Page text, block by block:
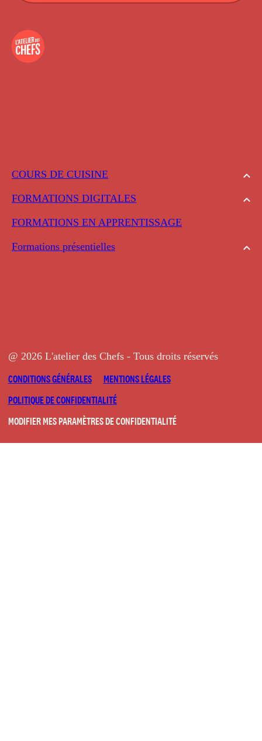
COURS DE CUISINE
FORMATIONS DIGITALES
FORMATIONS EN APPRENTISSAGE
Formations présentielles
@ 2026 L'atelier des Chefs - Tous droits réservés
CONDITIONS GÉNÉRALES
MENTIONS LÉGALES
POLITIQUE DE CONFIDENTIALITÉ
MODIFIER MES PARAMÈTRES DE CONFIDENTIALITÉ